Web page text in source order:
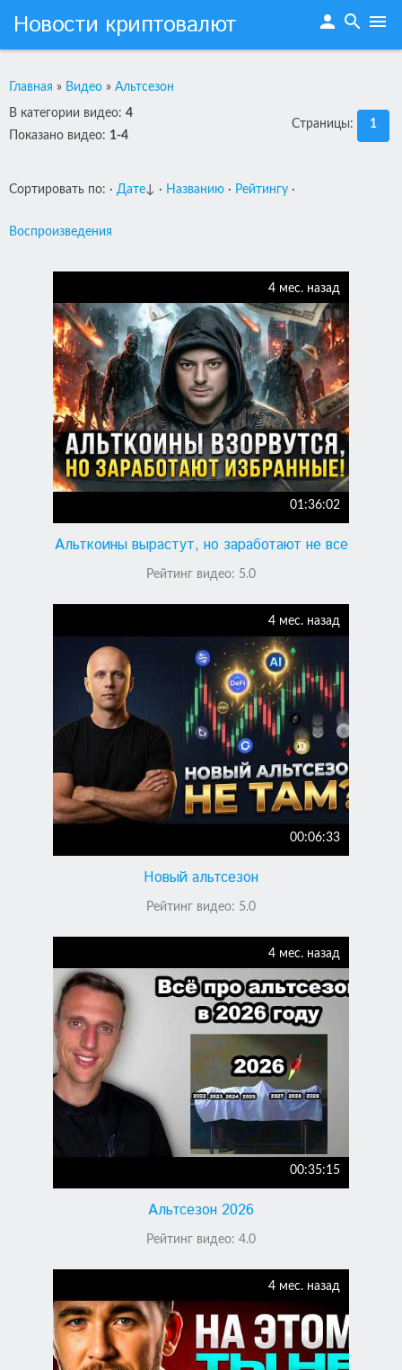
Новости криптовалют person search menu
Главная » Видео » Альтсезон
В категории видео: 4
Показано видео: 1-4
Страницы: 1
Сортировать по: · Дате↓ · Названию · Рейтингу ·
Воспроизведения
4 мес. назад
01:36:02
Альткоины вырастут, но заработают не все
Рейтинг видео: 5.0
4 мес. назад
00:06:33
Новый альтсезон
Рейтинг видео: 5.0
4 мес. назад
00:35:15
Альтсезон 2026
Рейтинг видео: 4.0
4 мес. назад